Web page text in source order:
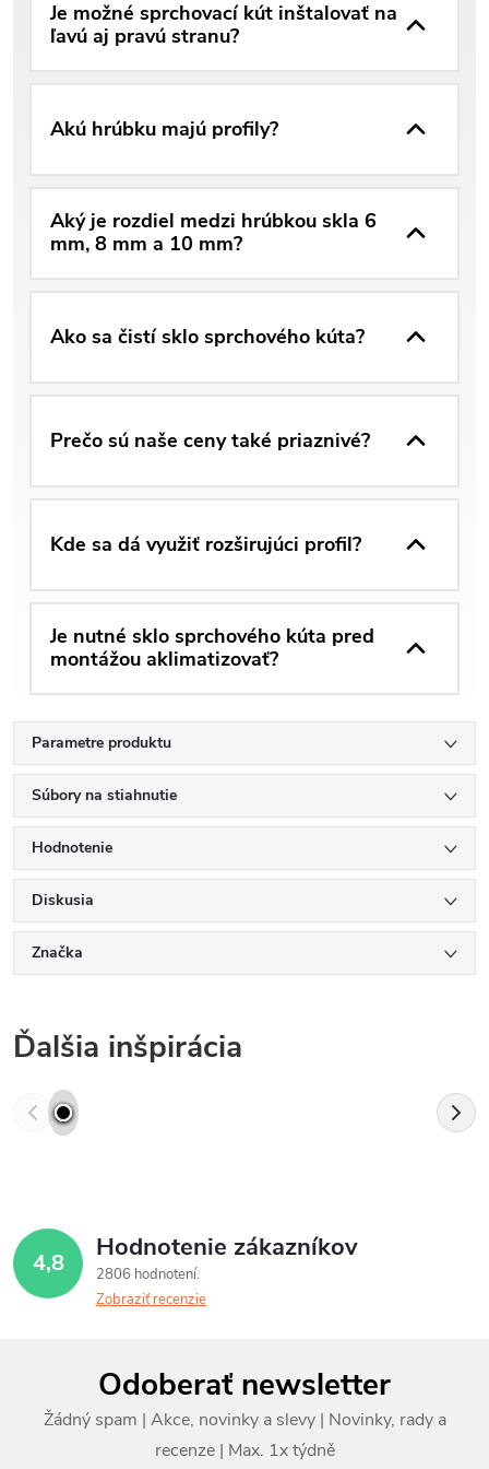
Je možné sprchovací kút inštalovať na
ľavú aj pravú stranu?
Akú hrúbku majú profily?
Aký je rozdiel medzi hrúbkou skla 6
mm, 8 mm a 10 mm?
Ako sa čistí sklo sprchového kúta?
Prečo sú naše ceny také priaznivé?
Kde sa dá využiť rozširujúci profil?
Je nutné sklo sprchového kúta pred
montážou aklimatizovať?
Parametre produktu
Súbory na stiahnutie
Hodnotenie
Diskusia
Značka
Ďalšia inšpirácia
4,8 Hodnotenie zákazníkov
2806 hodnotení
Zobraziť recenzie
Odoberať newsletter